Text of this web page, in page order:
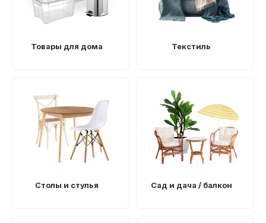
Товары для дома Текстиль
Столы и стулья Сад и дача / балкон